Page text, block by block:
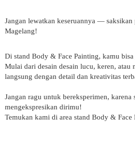
Jangan lewatkan keseruannya —
Magelang!
Di stand Body & Face Painting, kamu
Mulai dari desain desain lucu, keren,
langsung dengan detail dan kreativitas
Jangan ragu untuk bereksperimen,
mengekspresikan dirimu!
Temukan kami di area stand Body & Face